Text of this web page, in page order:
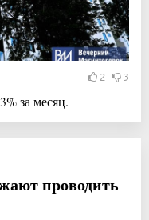
2 3
за месяц.
проводить